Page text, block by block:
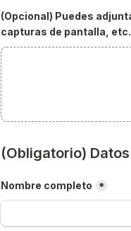
(Opcional) Puedes
capturas de pantalla, etc.
(Obligatorio)
Nombre completo *